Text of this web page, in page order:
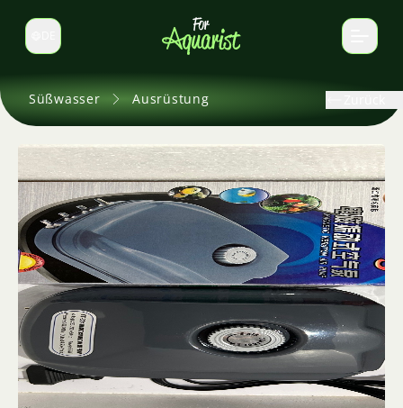
Sprache wechseln
Süßwasser Ausrüstung